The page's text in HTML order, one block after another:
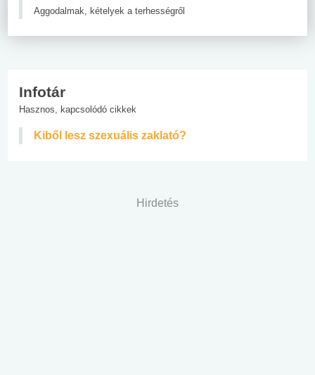
Aggodalmak, kételyek a terhességről
Infotár
Hasznos, kapcsolódó cikkek
Kiből lesz szexuális zaklató?
Hirdetés